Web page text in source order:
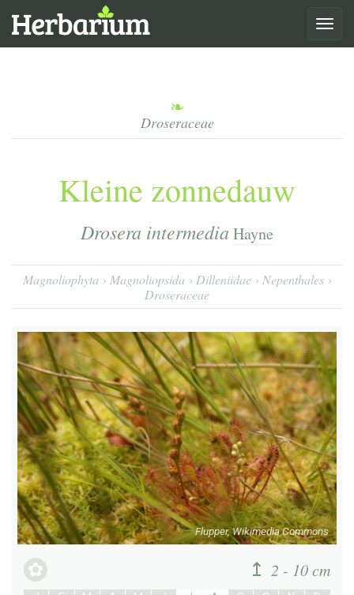
Toggle
Droseraceae
Kleine zonnedauw
Drosera intermedia Hayne
Magnoliophyta Magnoliopsida Dilleniidae
Nepenthales
Droseraceae
Flupper, Wikimedia Commons
2 - 10 cm